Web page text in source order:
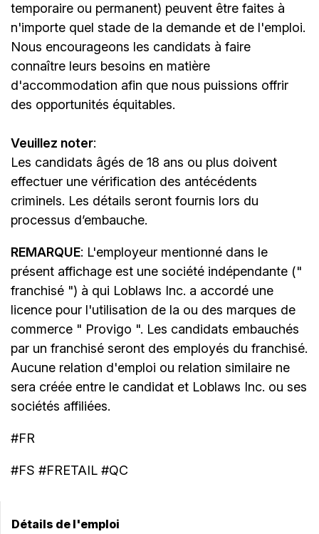
temporaire ou permanent) peuvent être faites à
n'importe quel stade de la demande et de l'emploi.
Nous encourageons les candidats à faire
connaître leurs besoins en matière
d'accommodation afin que nous puissions offrir
des opportunités équitables.
Veuillez noter:
Les candidats âgés de 18 ans ou plus doivent
effectuer une vérification des antécédents
criminels. Les détails seront fournis lors du
processus d’embauche.
REMARQUE: L'employeur mentionné dans le
présent affichage est une société indépendante ("
franchisé ") à qui Loblaws Inc. a accordé une
licence pour l'utilisation de la ou des marques de
commerce " Provigo ". Les candidats embauchés
par un franchisé seront des employés du franchisé.
Aucune relation d'emploi ou relation similaire ne
sera créée entre le candidat et Loblaws Inc. ou ses
sociétés affiliées.
#FR
#FS #FRETAIL #QC
Détails de l'emploi